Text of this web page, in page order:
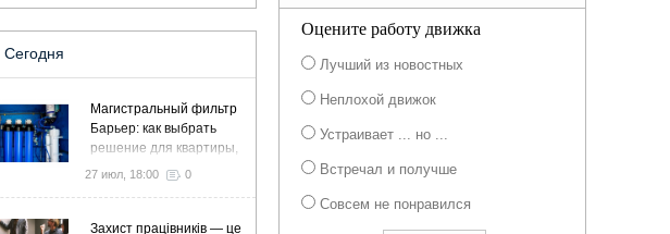
Сегодня
Магистральный фильтр
Барьер: как выбрать
решение для квартиры,
дома и коттеджа
27 июл, 18:00 0
Захист працівників — це
Оцените работу движка
Лучший из новостных
Неплохой движок
Устраивает ... но ...
Встречал и получше
Совсем не понравился